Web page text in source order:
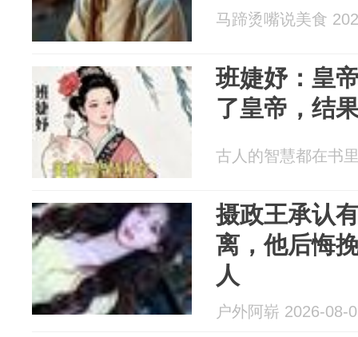
马蹄烫嘴说美食
班婕妤：皇
了皇帝，结
古人的智慧都在书
摄政王承认
离，他后悔
人
户外阿崭 2026-08-